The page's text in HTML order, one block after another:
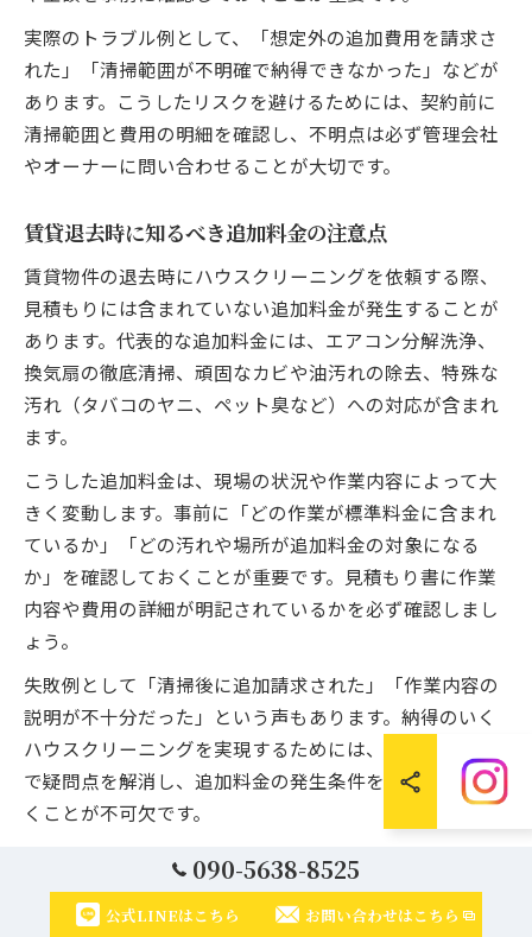
実際のトラブル例として、「想定外の追加費用を請求さ
れた」「清掃範囲が不明確で納得できなかった」などが
あります。こうしたリスクを避けるためには、契約前に
清掃範囲と費用の明細を確認し、不明点は必ず管理会社
やオーナーに問い合わせることが大切です。
賃貸退去時に知るべき追加料金の注意点
賃貸物件の退去時にハウスクリーニングを依頼する際、
見積もりには含まれていない追加料金が発生することが
あります。代表的な追加料金には、エアコン分解洗浄、
換気扇の徹底清掃、頑固なカビや油汚れの除去、特殊な
汚れ（タバコのヤニ、ペット臭など）への対応が含まれ
ます。
こうした追加料金は、現場の状況や作業内容によって大
きく変動します。事前に「どの作業が標準料金に含まれ
ているか」「どの汚れや場所が追加料金の対象になる
か」を確認しておくことが重要です。見積もり書に作業
内容や費用の詳細が明記されているかを必ず確認しまし
ょう。
失敗例として「清掃後に追加請求された」「作業内容の
説明が不十分だった」という声もあります。納得のいく
ハウスクリーニングを実現するためには、見積もり段階
で疑問点を解消し、追加料金の発生条件を明確にしてお
くことが不可欠です。
空き家管理のためのクリーニングポイント
空き家の管理では、定期的なハウスクリーニングが建物
090-5638-8525
公式LINEはこちら お問い合わせはこちら